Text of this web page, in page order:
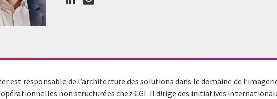
est responsable de l’architecture des solutions dans le domaine de
non structurées chez CGI. Il dirige des initiatives